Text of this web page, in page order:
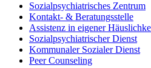
Sozialpsychiatrisches Zentrum
Kontakt- & Beratungsstelle
Assistenz in eigener
Sozialpsychiatrischer Dienst
Kommunaler Sozialer Dienst
Peer Counseling